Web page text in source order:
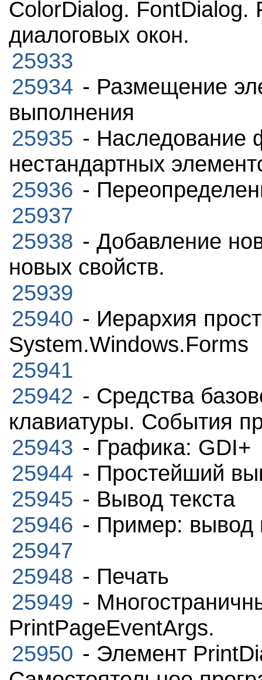
ColorDialog. FontDialog.
диалоговых окон.
25933
25934 - Размещение
выполнения
25935 - Наследование
нестандартных
25936 -
25937
25938 - Добавление
новых свойств.
25939
25940 - Иерархия
System.Windows.Forms
25941
25942 - Средства
клавиатуры. События
25943 - Графика: GDI+
25944 - Простейший
25945 - Вывод текста
25946 - Пример: вывод
25947
25948 - Печать
25949 -
PrintPageEventArgs.
25950 - Элемент